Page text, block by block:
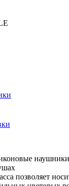
позволяет